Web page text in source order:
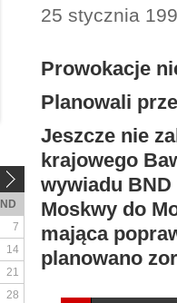
25 stycznia
Prowokacje
Planowali
Jeszcze nie
krajowego
wywiadu
Moskwy do
mająca
planowano
ND
7
14
21
28